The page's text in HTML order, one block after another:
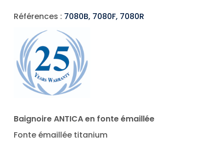
Références : 7080B, 7080F, 7080R
Baignoire ANTICA en fonte émaillée
Fonte émaillée titanium